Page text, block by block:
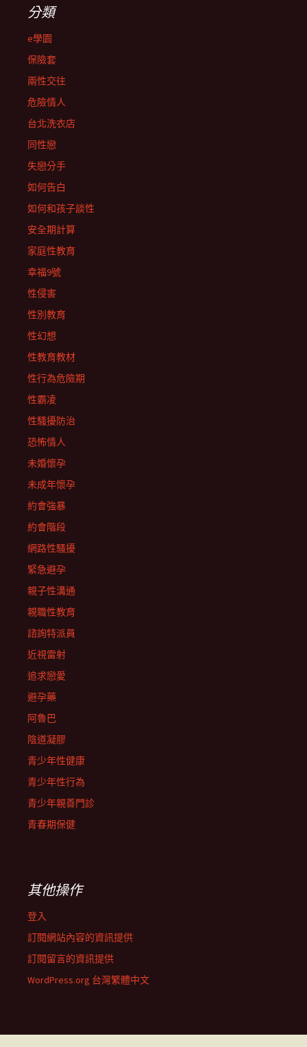
分類
e學園
保險套
兩性交往
危險情人
台北洗衣店
同性戀
失戀分手
如何告白
如何和孩子談性
安全期計算
家庭性教育
幸福9號
性侵害
性別教育
性幻想
性教育教材
性行為危險期
性霸凌
性騷擾防治
恐怖情人
未婚懷孕
未成年懷孕
約會強暴
約會階段
網路性騷擾
緊急避孕
親子性溝通
親職性教育
諮詢特派員
近視雷射
追求戀愛
避孕藥
阿魯巴
陰道凝膠
青少年性健康
青少年性行為
青少年親善門診
青春期保健
其他操作
登入
訂閱網站內容的資訊提供
訂閱留言的資訊提供
WordPress.org 台灣繁體中文